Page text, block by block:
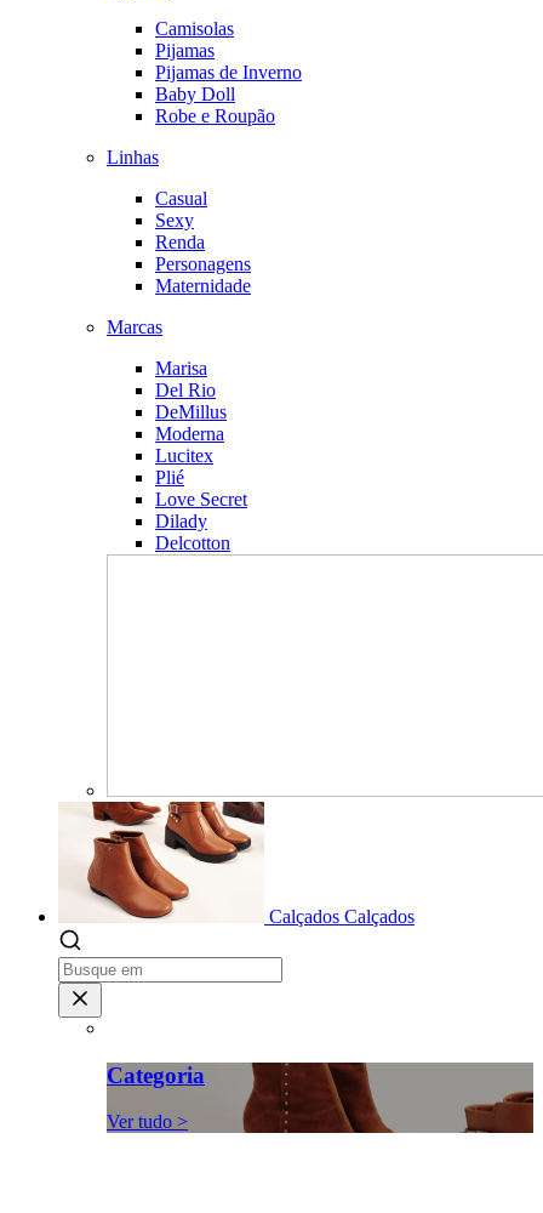
Camisolas
Pijamas
Pijamas de Inverno
Baby Doll
Robe e Roupão
Linhas
Casual
Sexy
Renda
Personagens
Maternidade
Marcas
Marisa
Del Rio
DeMillus
Moderna
Lucitex
Plié
Love Secret
Dilady
Delcotton
Calçados Calçados
Categoria
Ver tudo >